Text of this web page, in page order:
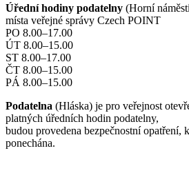
Úřední hodiny podatelny (Horní
místa veřejné správy Czech POINT
PO 8.00–17.00
ÚT 8.00–15.00
ST 8.00–17.00
ČT 8.00–15.00
PÁ 8.00–15.00
Podatelna (Hláska) je pro veřejnost
platných úředních hodin podatelny,
budou provedena bezpečnostní opatření,
ponechána.